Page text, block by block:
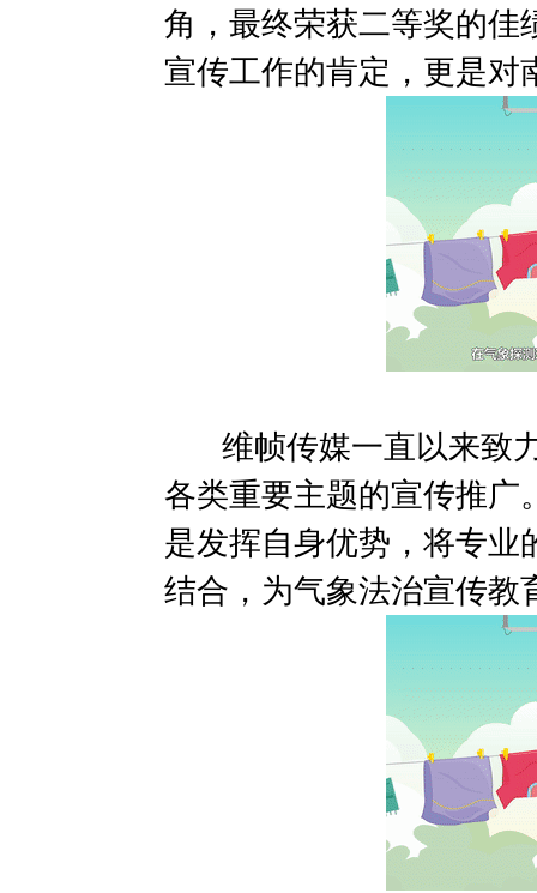
角，最终荣获二等奖的佳
宣传工作的肯定，更是对
维帧传媒一直以来致力
各类重要主题的宣传推广
是发挥自身优势，将专业
结合，为气象法治宣传教